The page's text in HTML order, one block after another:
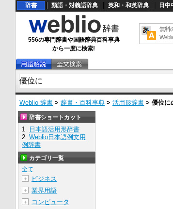
辞書 類語・対義語辞典 英和・和英辞典 日中
556の専門辞書や国語辞典百科事典
から一度に検索!
無料
Weblio 辞書 > 辞書・百科事典 > 活用形辞書 > 優位に
辞書ショートカット
1
日本語活用形辞書
2 Weblio日本語例文用
例辞書
カテゴリ一覧
全て
＋
ビジネス
＋ 業界用語
＋ コンピュータ